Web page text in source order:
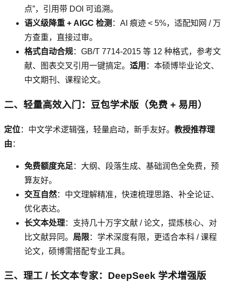
点”，引用带 DOI 可追溯。
语义级降重 + AIGC 检测 ：AI 痕迹 < 5%，适配知网 / 万
方查重，直接过审。
格式自动合规：GB/T 7714-2015 等 12 种格式，参考文
献、图表交叉引用一键搞定。 适用 ：本硕博毕业论文、
中文期刊、课程论文。
二、轻量高效入门：豆包学术版（免费 + 易用）
定位：中文学术逻辑强，轻量启动，新手友好。 教授推荐理
由 ：
免费额度充足 ：大纲、段落生成、基础润色全免费，预
算友好。
交互自然：中文理解精准，快速梳理思路、补全论证、
优化表达。
长文本处理：支持几十万字文献 / 论文，提炼核心、对
比文献异同。 局限：学术深度有限，更适合本科 / 课程
论文，硕博需搭配专业工具。
三、理工 / 长文本专家：DeepSeek 学术增强版